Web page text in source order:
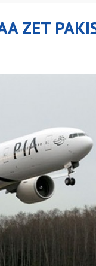
ZET